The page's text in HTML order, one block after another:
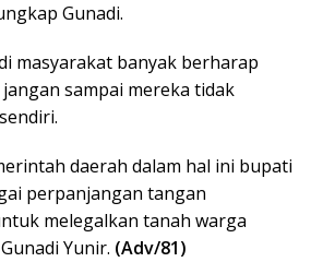
Gunadi.
masyarakat banyak berharap
sampai mereka tidak
daerah dalam hal ini bupati
perpanjangan tangan
melegalkan tanah warga
Yunir. (Adv/81)